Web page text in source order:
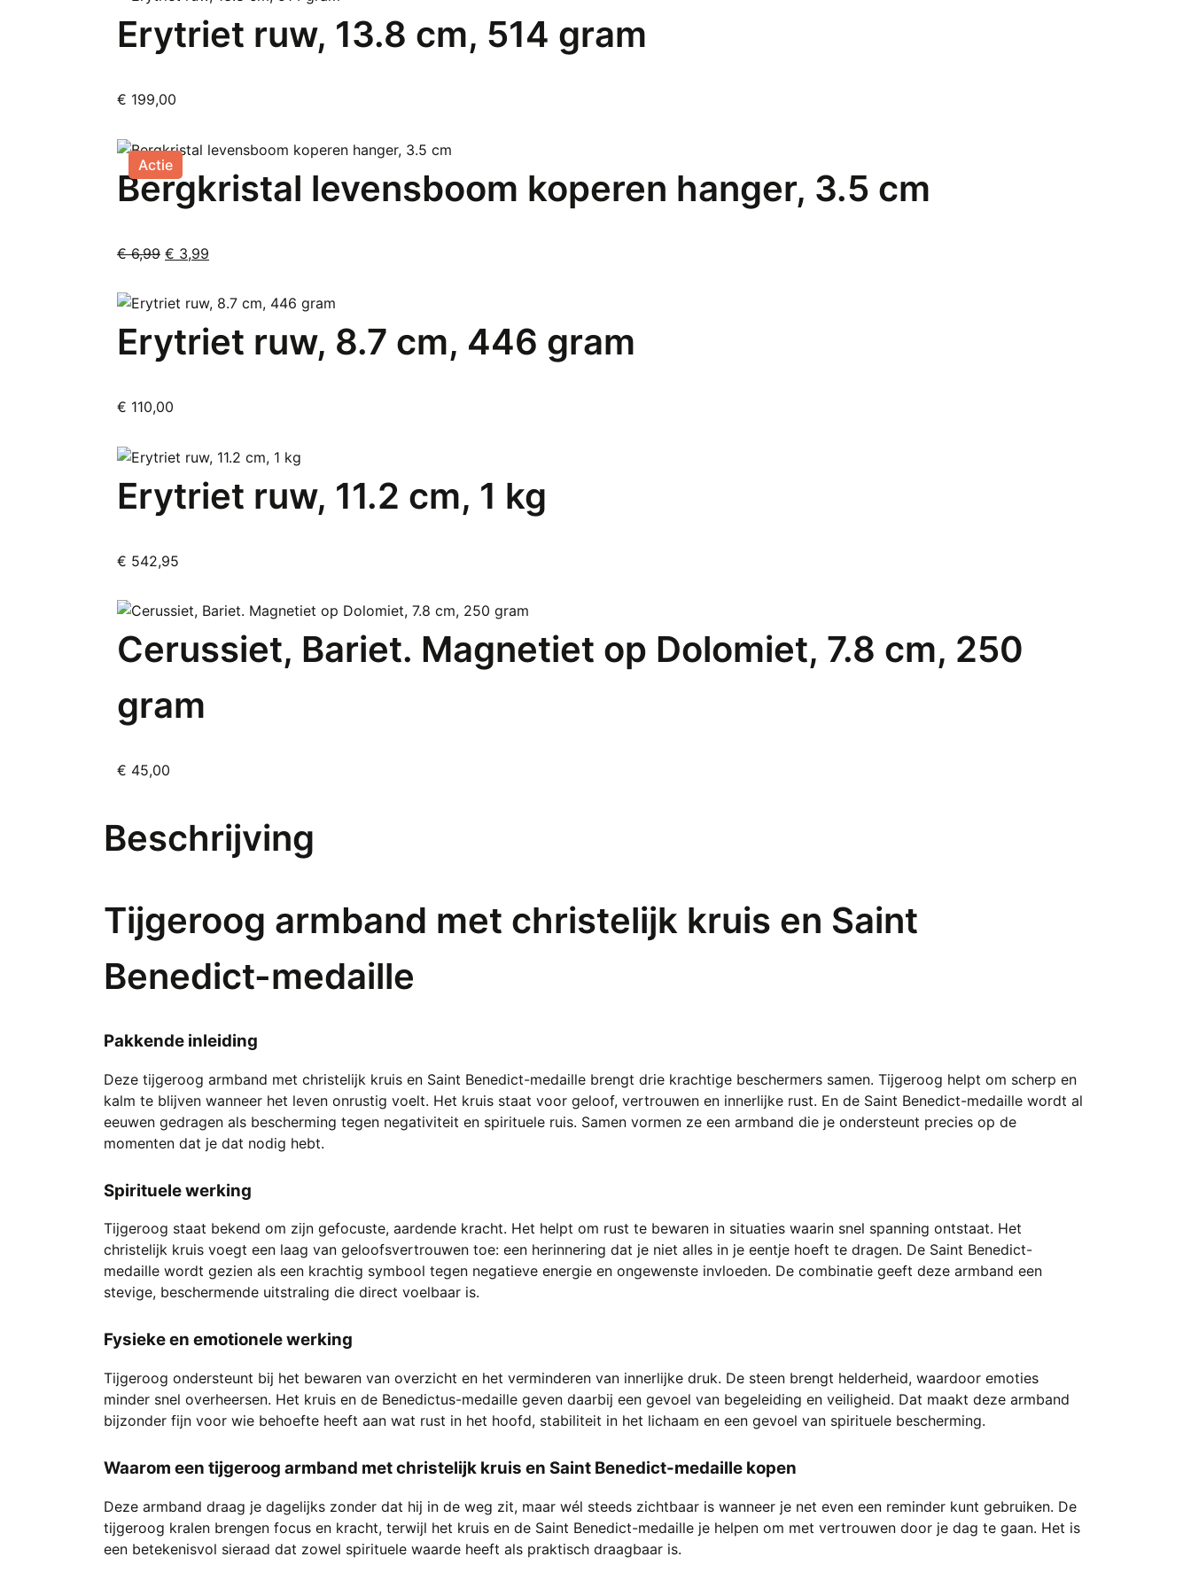
€ 9,00.€ 5,75.
Erytriet ruw, 13.8 cm, 514 gram
€ 199,00
Actie
Bergkristal levensboom koperen hanger, 3.5 cm
€6,99 Oorspronkelijke
was:
€ 6,99.
€ 3,99
is:
€ 3,99.
Erytriet ruw, 8.7 cm, 446 gram
€ 110,00
Erytriet ruw, 11.2 cm, 1 kg
€ 542,95
Cerussiet, Bariet. Magnetiet op Dolomiet, 7.8 cm, 250
gram
€ 45,00
Beschrijving
Tijgeroog armband met christelijk kruis en Saint
Benedict-medaille
Pakkende inleiding
Deze tijgeroog armband met christelijk kruis en Saint Benedict-medaille brengt drie krachtige beschermers samen. Tijgeroog helpt om scherp en
kalm te blijven wanneer het leven onrustig voelt. Het kruis staat voor geloof, vertrouwen en innerlijke rust. En de Saint Benedict-medaille wordt al
eeuwen gedragen als bescherming tegen negativiteit en spirituele ruis. Samen vormen ze een armband die je ondersteunt precies op de
momenten dat je dat nodig hebt.
Spirituele werking
Tijgeroog staat bekend om zijn gefocuste, aardende kracht. Het helpt om rust te bewaren in situaties waarin snel spanning ontstaat. Het
christelijk kruis voegt een laag van geloofsvertrouwen toe: een herinnering dat je niet alles in je eentje hoeft te dragen. De Saint Benedict-
medaille wordt gezien als een krachtig symbool tegen negatieve energie en ongewenste invloeden. De combinatie geeft deze armband een
stevige, beschermende uitstraling die direct voelbaar is.
Fysieke en emotionele werking
Tijgeroog ondersteunt bij het bewaren van overzicht en het verminderen van innerlijke druk. De steen brengt helderheid, waardoor emoties
minder snel overheersen. Het kruis en de Benedictus-medaille geven daarbij een gevoel van begeleiding en veiligheid. Dat maakt deze armband
bijzonder fijn voor wie behoefte heeft aan wat rust in het hoofd, stabiliteit in het lichaam en een gevoel van spirituele bescherming.
Waarom een tijgeroog armband met christelijk kruis en Saint Benedict-medaille kopen
Deze armband draag je dagelijks zonder dat hij in de weg zit, maar wél steeds zichtbaar is wanneer je net even een reminder kunt gebruiken. De
tijgeroog kralen brengen focus en kracht, terwijl het kruis en de Saint Benedict-medaille je helpen om met vertrouwen door je dag te gaan. Het is
een betekenisvol sieraad dat zowel spirituele waarde heeft als praktisch draagbaar is.